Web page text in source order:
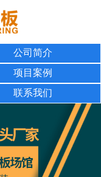
公司简介
项目案例
联系我们